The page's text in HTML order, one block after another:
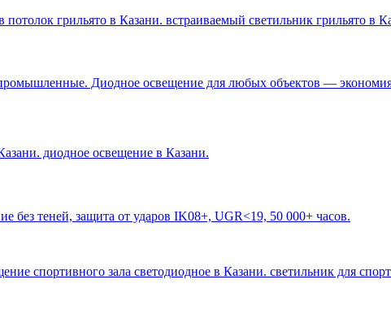
грильято в Казани. встраиваемый светильник грильято в
Диодное освещение для любых объектов —
диодное освещение в Казани.
без теней, защита от ударов IK08+, UGR<19, 50 000+ часов.
спортивного зала светодиодное в Казани. светильник для